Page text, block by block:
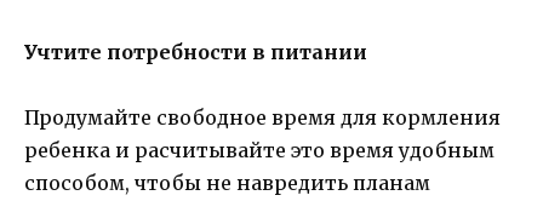
Учтите потребности в питании
Продумайте свободное время для кормления
ребенка и расчитывайте это время удобным
способом, чтобы не навредить планам